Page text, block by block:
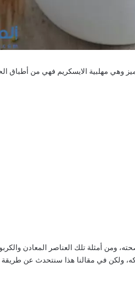
وهي مهلبية الايسكريم فهي من أطباق
ومن أمثلة تلك العناصر المعادن
ولكن في مقالنا هذا سنتحدث عن